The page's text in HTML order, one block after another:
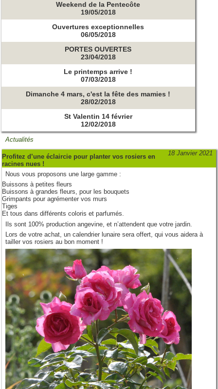
Weekend de la Pentecôte
19/05/2018
Ouvertures exceptionnelles
06/05/2018
PORTES OUVERTES
23/04/2018
Le printemps arrive !
07/03/2018
Dimanche 4 mars, c'est la fête des mamies !
28/02/2018
St Valentin 14 février
12/02/2018
Actualités
18 Janvier 2021
Profitez d’une éclaircie pour planter vos rosiers en
racines nues !
Nous vous proposons une large gamme :
Buissons à petites fleurs
Buissons à grandes fleurs, pour les bouquets
Grimpants pour agrémenter vos murs
Tiges
Et tous dans différents coloris et parfumés.
Ils sont 100% production angevine, et n’attendent que votre jardin.
Lors de votre achat, un calendrier lunaire sera offert, qui vous aidera à
tailler vos rosiers au bon moment !